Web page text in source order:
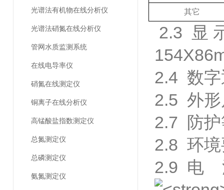
光谱法有机物在线分析仪
光谱法硝氮在线分析仪
管网水质监测系统
在线电导率仪
硝氮在线测定仪
铜离子在线分析仪
高锰酸盐指数测定仪
总氮测定仪
总磷测定仪
氨氮测定仪
其它
2.3 显
2.4 数字
2.5 外形
2.7 防护
2.8 环
2.9 电